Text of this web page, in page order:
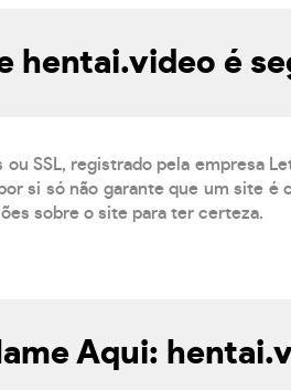
hentai.video é
SSL, registrado pela empresa
si só não garante que um site é
sobre o site para ter certeza.
Aqui: